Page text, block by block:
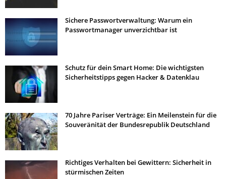
Sichere Passwortverwaltung: Warum ein
Passwortmanager unverzichtbar ist
Schutz für dein Smart Home: Die wichtigsten
Sicherheitstipps gegen Hacker & Datenklau
70 Jahre Pariser Verträge: Ein Meilenstein für die
Souveränität der Bundesrepublik Deutschland
Richtiges Verhalten bei Gewittern: Sicherheit in
stürmischen Zeiten